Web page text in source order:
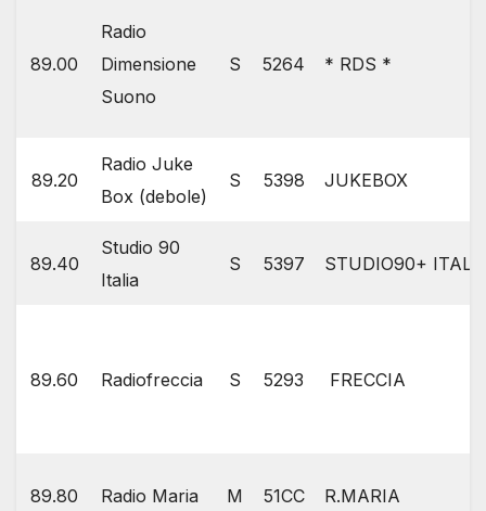
89.00
Radio
Dimensione
Suono
S 5264 * RDS *
89.20
Radio Juke
Box (debole)
S 5398 JUKEBOX
89.40
Studio 90
Italia
S 5397 STUDIO90+
89.60 Radiofreccia S 5293 FRECCIA
89.80 Radio Maria M 51CC R.MARIA